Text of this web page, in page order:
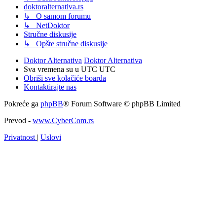
doktoralternativa.rs
↳ O samom forumu
↳ NetDoktor
Stručne diskusije
↳ Opšte stručne diskusije
Doktor Alternativa Doktor Alternativa
Sva vremena su u UTC UTC
Obriši sve kolačiće boarda
Kontaktirajte nas
Pokreće ga phpBB® Forum Software © phpBB Limited
Prevod - www.CyberCom.rs
Privatnost | Uslovi